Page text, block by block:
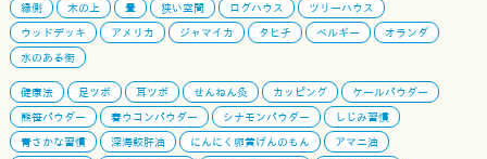
縁側
木の上 畳 狭い空間 ログハウス
ツリーハウス
ウッドデッキ
アメリカ ジャマイカ タヒチ ベルギー
オランダ
水のある街
健康法 足ツボ 耳ツボ せんねん灸 カッピング
ケールパウダー
熊笹パウダー
春ウコンパウダー シナモンパウダー
しじみ習慣
青さかな習慣
深海鮫肝油 にんにく卵黄げんのもん
アマニ油